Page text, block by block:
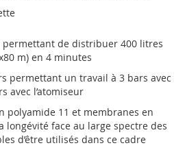
de distribuer 400 litres
m) en 4 minutes
permettant un travail à 3 bars avec
avec l’atomiseur
polyamide 11 et membranes en
longévité face au large spectre des
d’être utilisés dans ce cadre